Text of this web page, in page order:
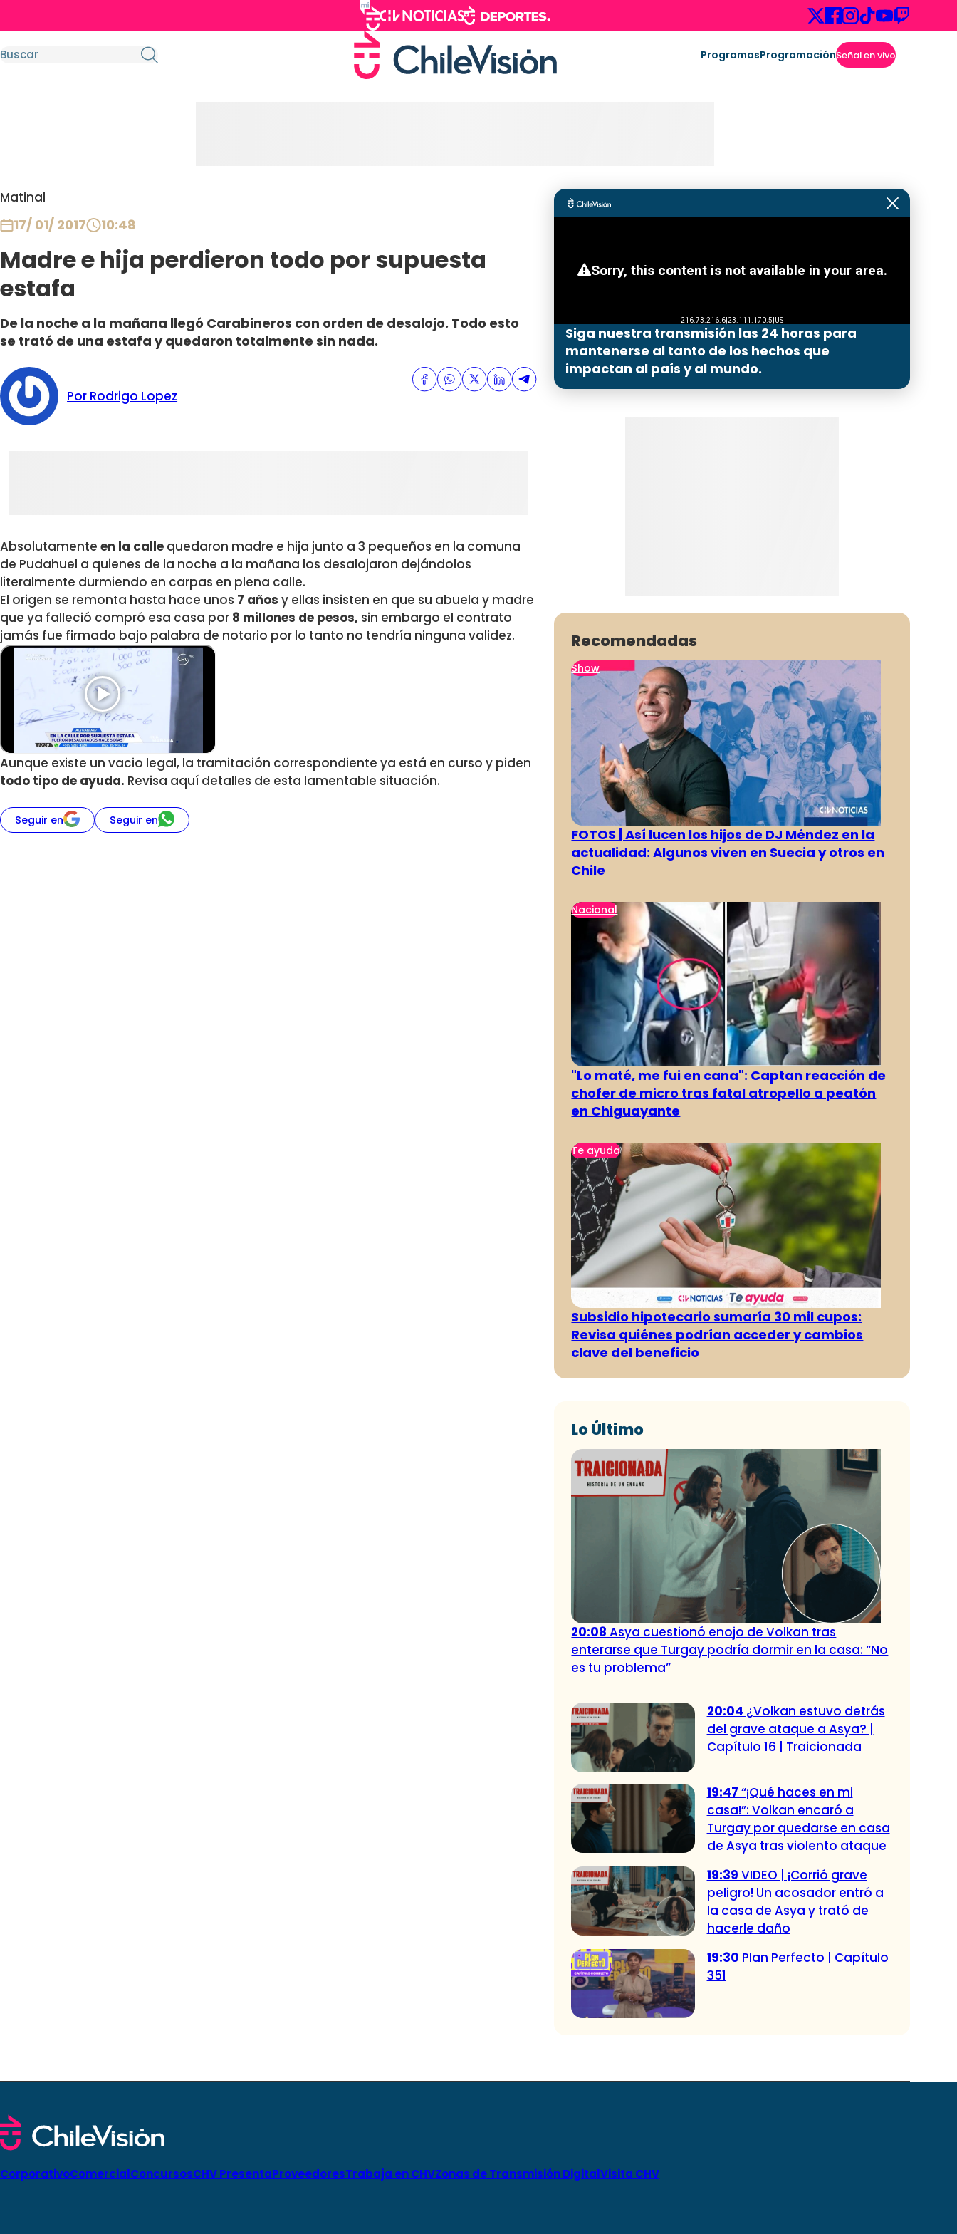
ProgramasProgramaciónSeñal en vivo
Matinal
17/ 01/ 2017 10:48
Madre e hija perdieron todo por supuesta
estafa
De la noche a la mañana llegó Carabineros con orden de desalojo. Todo esto
se trató de una estafa y quedaron totalmente sin nada.
Por Rodrigo Lopez
Absolutamente en la calle quedaron madre e hija junto a 3 pequeños en la comuna
de Pudahuel a quienes de la noche a la mañana los desalojaron dejándolos
literalmente durmiendo en carpas en plena calle.
El origen se remonta hasta hace unos 7 años y ellas insisten en que su abuela y madre
que ya falleció compró esa casa por 8 millones de pesos, sin embargo el contrato
jamás fue firmado bajo palabra de notario por lo tanto no tendría ninguna validez.
Aunque existe un vacio legal, la tramitación correspondiente ya está en curso y piden
todo tipo de ayuda. Revisa aquí detalles de esta lamentable situación.
Seguir en Seguir en
Siga nuestra transmisión las 24 horas para
mantenerse al tanto de los hechos que
impactan al país y al mundo.
Recomendadas
Show
FOTOS | Así lucen los hijos de DJ Méndez en la
actualidad: Algunos viven en Suecia y otros en
Chile
Nacional
"Lo maté, me fui en cana": Captan reacción de
chofer de micro tras fatal atropello a peatón
en Chiguayante
Te ayuda
Subsidio hipotecario sumaría 30 mil cupos:
Revisa quiénes podrían acceder y cambios
clave del beneficio
Lo Último
20:08Asya cuestionó enojo de Volkan tras
enterarse que Turgay podría dormir en la casa: “No
es tu problema”
20:04 ¿Volkan estuvo detrás
del grave ataque a Asya? |
Capítulo 16 | Traicionada
19:47 “¡Qué haces en mi
casa!”: Volkan encaró a
Turgay por quedarse en casa
de Asya tras violento ataque
19:39 VIDEO | ¡Corrió grave
peligro! Un acosador entró a
la casa de Asya y trató de
hacerle daño
19:30 Plan Perfecto | Capítulo
351
CorporativoComercialConcursosCHV PresentaProveedoresTrabaja en CHVZonas de Transmisión DigitalVisita CHV